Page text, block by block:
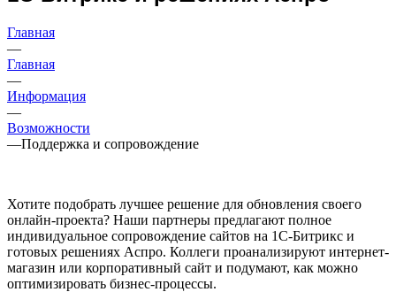
Главная
—
Главная
—
Информация
—
Возможности
—Поддержка и сопровождение
Хотите подобрать лучшее решение для обновления своего
онлайн-проекта? Наши партнеры предлагают полное
индивидуальное сопровождение сайтов на 1С-Битрикс и
готовых решениях Аспро. Коллеги проанализируют интернет-
магазин или корпоративный сайт и подумают, как можно
оптимизировать бизнес-процессы.